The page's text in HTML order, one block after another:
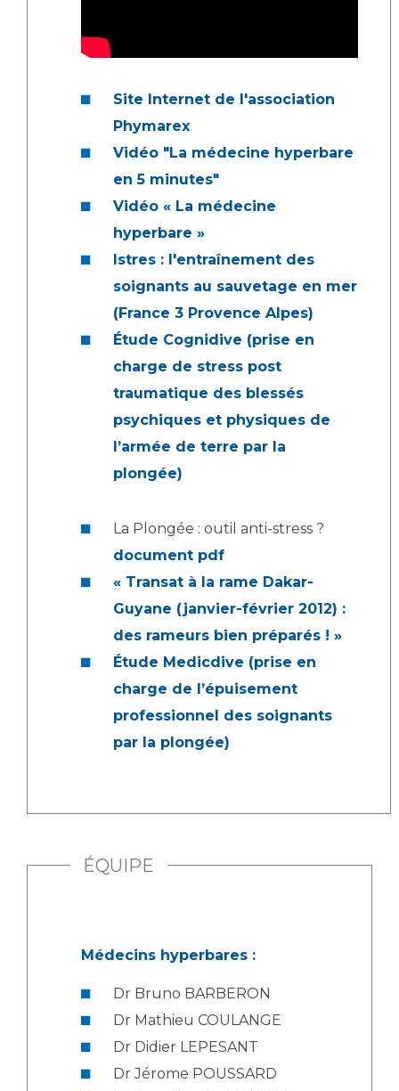
Site Internet de l'association
Phymarex
Vidéo "La médecine hyperbare
en 5 minutes"
Vidéo « La médecine
hyperbare »
Istres : l'entraînement des
soignants au sauvetage en mer
(France 3 Provence Alpes)
Étude Cognidive (prise en
charge de stress post
traumatique des blessés
psychiques et physiques de
l’armée de terre par la
plongée)
La Plongée : outil anti-stress ?
document pdf
« Transat à la rame Dakar-
Guyane (janvier-février 2012) :
des rameurs bien préparés ! »
Étude Medicdive (prise en
charge de l’épuisement
professionnel des soignants
par la plongée)
ÉQUIPE
Médecins hyperbares :
Dr Bruno BARBERON
Dr Mathieu COULANGE
Dr Didier LEPESANT
Dr Jérome POUSSARD